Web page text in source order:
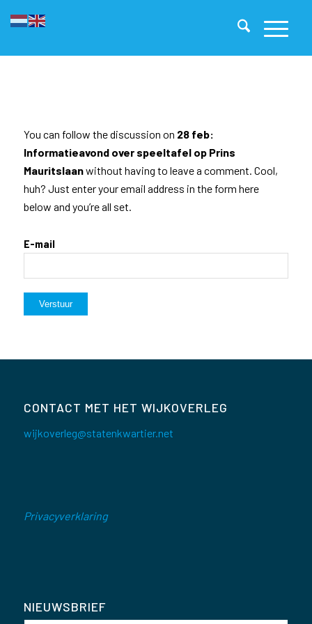
You can follow the discussion on 28 feb:
Informatieavond over speeltafel op Prins
Mauritslaanwithout having to leave a comment. Cool,
huh? Just enter your email address in the form here
below and you’re all set.
E-mail
CONTACT MET HET WIJKOVERLEG
wijkoverleg@statenkwartier.net
Privacyverklaring
NIEUWSBRIEF